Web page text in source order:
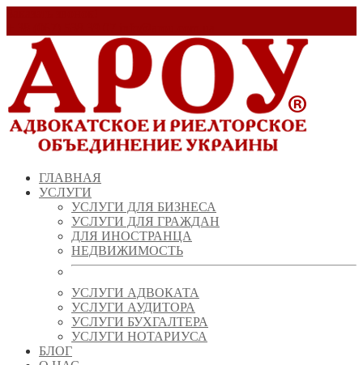
ГЛАВНАЯ
УСЛУГИ
УСЛУГИ ДЛЯ БИЗНЕСА
УСЛУГИ ДЛЯ ГРАЖДАН
ДЛЯ ИНОСТРАНЦА
НЕДВИЖИМОСТЬ
УСЛУГИ АДВОКАТА
УСЛУГИ АУДИТОРА
УСЛУГИ БУХГАЛТЕРА
УСЛУГИ НОТАРИУСА
БЛОГ